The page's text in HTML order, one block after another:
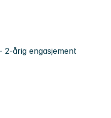
årig engasjement